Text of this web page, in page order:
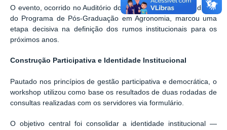
O evento, ocorrido no Auditório do Prédio Central e no Auditório
do Programa de Pós-Graduação em Agronomia, marcou uma
etapa decisiva na definição dos rumos institucionais para os
próximos anos.
Construção Participativa e Identidade Institucional
Pautado nos princípios de gestão participativa e democrática, o
workshop utilizou como base os resultados de duas rodadas de
consultas realizadas com os servidores via formulário.
O objetivo central foi consolidar a identidade institucional —